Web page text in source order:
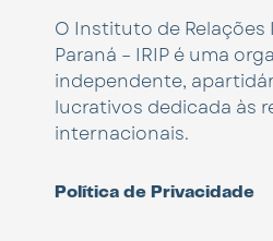
O Instituto de
Paraná – IRIP é uma
independente,
lucrativos dedicada às
internacionais.
Política de Privacidade